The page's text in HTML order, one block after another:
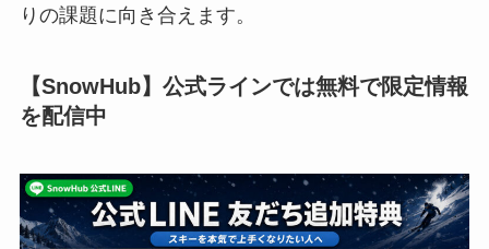
りの課題に向き合えます。
【SnowHub】公式ラインでは無料で限定情報
を配信中